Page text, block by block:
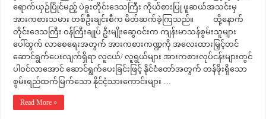
ရောက်ယှဉ်ပြိုင်မည့် ပဲခူးတိုင်းဒေသကြီး ကိုယ်စားပြု ဖူဆယ်အသင်းမှ
အားကစားသမား တစ်ဦးချင်းစီက မိတ်ဆက်ခဲ့ကြသည်။ ထို့နောက်
တိုင်းဒေသကြီး ဝန်ကြီးချုပ် ဦးမျိုးဆွေဝင်းက ကျန်းမာသန်စွမ်းသူများ
‌ပေါ်ထွက် လာစေရေးအတွက် အားကစားကဏ္ဍကို အလေးထားမြှင့်တင်
ဆောင်ရွက်ပေးလျက်ရှိရာ လူငယ်/ လူရွယ်များ အားကစားလုပ်ငန်းများတွင်
ပါဝင်လာအောင် ဆောင်ရွက်ပေးခြင်းဖြင့် နိုင်ငံတော်အတွက် တန်ဖိုးရှိသော
စွမ်းရည်ထက်မြက်သော နိုင်ငံ့သားကောင်းများ …
Read More »